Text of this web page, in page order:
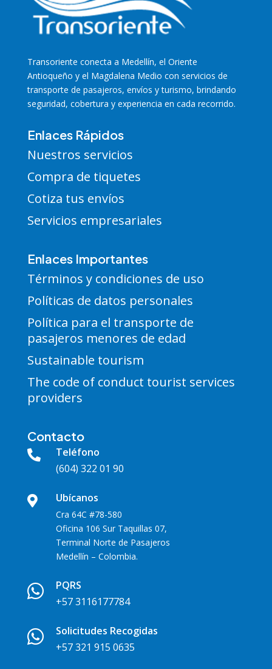
Transoriente conecta a Medellín, el Oriente
Antioqueño y el Magdalena Medio con servicios de
transporte de pasajeros, envíos y turismo, brindando
seguridad, cobertura y experiencia en cada recorrido.
Enlaces Rápidos
Nuestros servicios
Compra de tiquetes
Cotiza tus envíos
Servicios empresariales
Enlaces Importantes
Términos y condiciones de uso
Políticas de datos personales
Política para el transporte de
pasajeros menores de edad
Sustainable tourism
The code of conduct tourist services
providers
Contacto

Teléfono
(604) 322 01 90
 Ubícanos
Cra 64C #78-580
Oficina 106 Sur Taquillas 07,
Terminal Norte de Pasajeros
Medellín – Colombia.

PQRS
+57 3116177784

Solicitudes Recogidas
+57 321 915 0635